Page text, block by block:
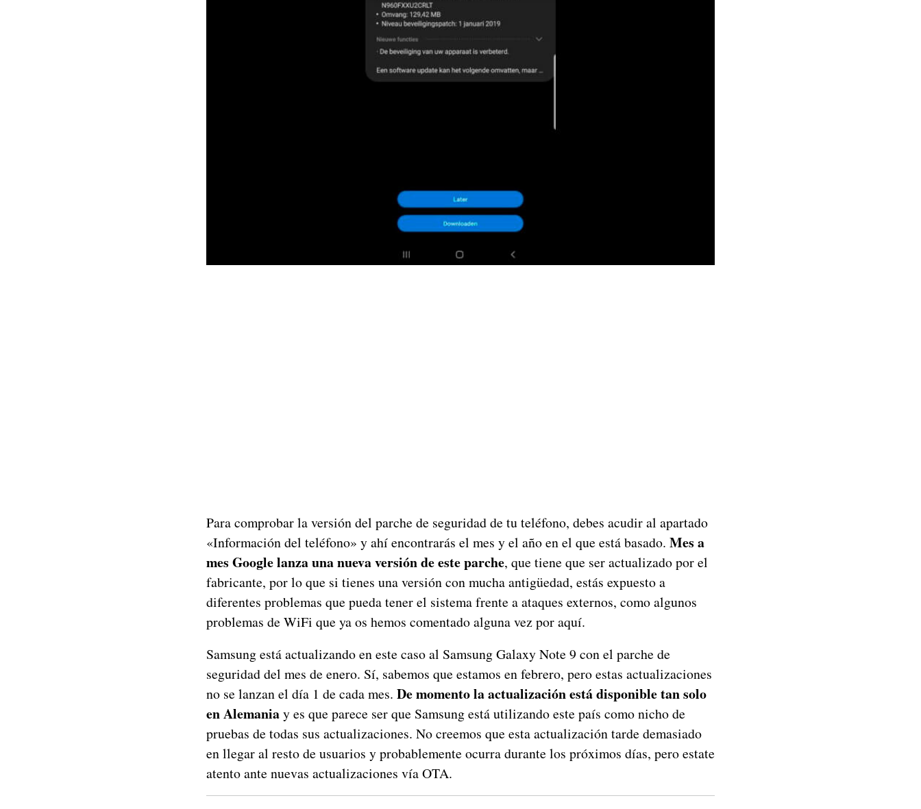
Para comprobar la versión del parche de seguridad de tu teléfono, debes acudir al apartado
«Información del teléfono» y ahí encontrarás el mes y el año en el que está basado. Mes a
mes Google lanza una nueva versión de este parche, que tiene que ser actualizado por el
fabricante, por lo que si tienes una versión con mucha antigüedad, estás expuesto a
diferentes problemas que pueda tener el sistema frente a ataques externos, como algunos
problemas de WiFi que ya os hemos comentado alguna vez por aquí.
Samsung está actualizando en este caso al Samsung Galaxy Note 9 con el parche de
seguridad del mes de enero. Sí, sabemos que estamos en febrero, pero estas actualizaciones
no se lanzan el día 1 de cada mes. De momento la actualización está disponible tan solo
en Alemaniay es que parece ser que Samsung está utilizando este país como nicho de
pruebas de todas sus actualizaciones. No creemos que esta actualización tarde demasiado
en llegar al resto de usuarios y probablemente ocurra durante los próximos días, pero estate
atento ante nuevas actualizaciones vía OTA.